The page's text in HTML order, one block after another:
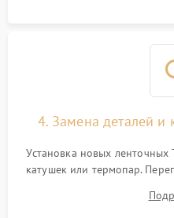
4. Замена деталей
Установка новых
катушек или термопар.
дорожек. Очистка